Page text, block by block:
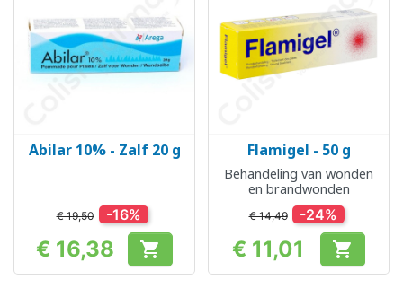
Abilar 10% - Zalf 20 g
€ 19,50 -16%
Prijs
€ 16,38 
Flamigel - 50 g
Behandeling van wonden
en brandwonden
€ 14,49 -24%
Prijs
€ 11,01 